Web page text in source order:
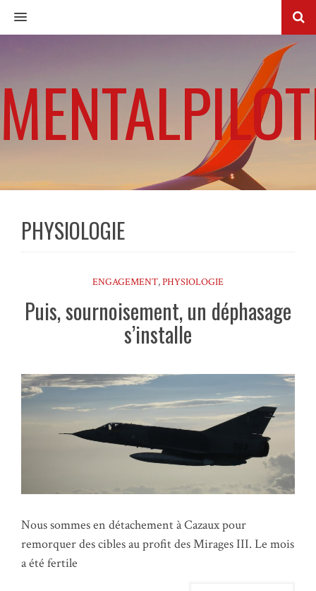
MENU
PHYSIOLOGIE
ENGAGEMENT,PHYSIOLOGIE
Puis, sournoisement, un déphasage
s’installe
Nous sommes en détachement à Cazaux pour
remorquer des cibles au profit des Mirages III. Le mois
a été fertile